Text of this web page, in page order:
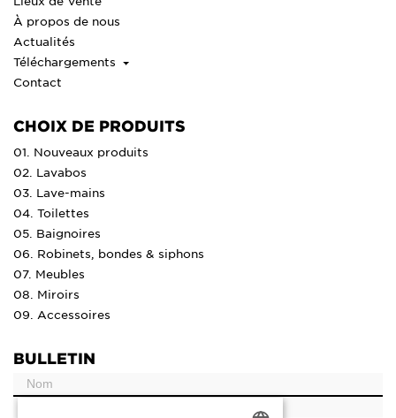
À propos de nous
Actualités
Téléchargements
Contact
CHOIX DE PRODUITS
01. Nouveaux produits
02. Lavabos
03. Lave-mains
04. Toilettes
05. Baignoires
06. Robinets, bondes & siphons
07. Meubles
08. Miroirs
09. Accessoires
BULLETIN